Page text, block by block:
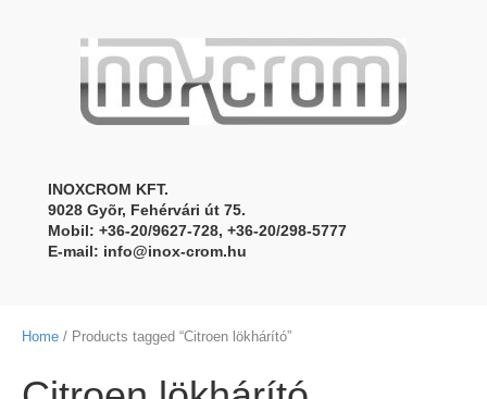
INOXCROM KFT.
9028 Gyõr, Fehérvári út 75.
Mobil: +36-20/9627-728, +36-20/298-5777
E-mail: info@inox-crom.hu
Home / Products tagged “Citroen lökhárító”